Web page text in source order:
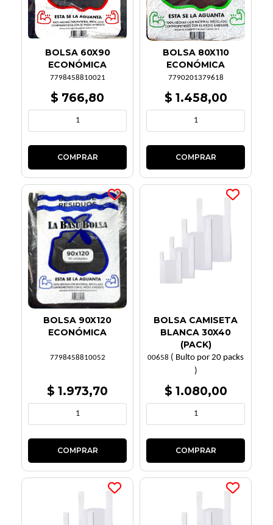
BOLSA 60X90
ECONÓMICA
7798458810021
$ 766,80
BOLSA 80X110
ECONÓMICA
7790201379618
$ 1.458,00
BOLSA 90X120
ECONÓMICA
7798458810052
$ 1.973,70
BOLSA CAMISETA
BLANCA 30X40
(PACK)
00658 ( Bulto por 20 packs
)
$ 1.080,00